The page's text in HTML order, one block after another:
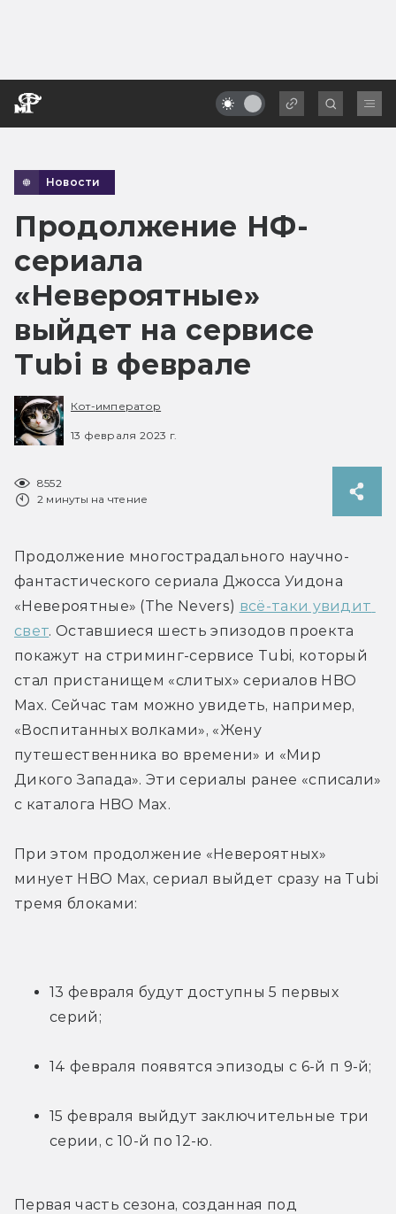
Новости
Продолжение НФ-
сериала
«Невероятные»
выйдет на сервисе
Tubi в феврале
Кот-император
13 февраля 2023 г.
8552
2 минуты на чтение
Продолжение многострадального научно-
фантастического сериала Джосса Уидона
«Невероятные» (The Nevers) всё-таки увидит
свет. Оставшиеся шесть эпизодов проекта
покажут на стриминг-сервисе Tubi, который
стал пристанищем «слитых» сериалов HBO
Max. Сейчас там можно увидеть, например,
«Воспитанных волками», «Жену
путешественника во времени» и «Мир
Дикого Запада». Эти сериалы ранее «списали»
с каталога HBO Max.
При этом продолжение «Невероятных»
минует HBO Max, сериал выйдет сразу на Tubi
тремя блоками:
13 февраля будут доступны 5 первых
серий;
14 февраля появятся эпизоды с 6-й п 9-й;
15 февраля выйдут заключительные три
серии, с 10-й по 12-ю.
Первая часть сезона, созданная под